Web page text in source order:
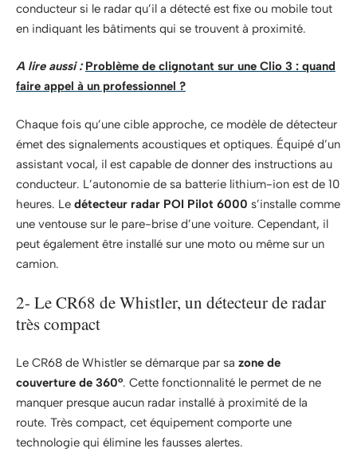
conducteur si le radar qu’il a détecté est fixe ou mobile tout
en indiquant les bâtiments qui se trouvent à proximité.
A lire aussi : Problème de clignotant sur une Clio 3 : quand
faire appel à un professionnel ?
Chaque fois qu’une cible approche, ce modèle de détecteur
émet des signalements acoustiques et optiques. Équipé d’un
assistant vocal, il est capable de donner des instructions au
conducteur. L’autonomie de sa batterie lithium-ion est de 10
heures. Le détecteur radar POI Pilot 6000 s’installe comme
une ventouse sur le pare-brise d’une voiture. Cependant, il
peut également être installé sur une moto ou même sur un
camion.
2- Le CR68 de Whistler, un détecteur de radar
très compact
Le CR68 de Whistler se démarque par sa zone de
couverture de 360°. Cette fonctionnalité le permet de ne
manquer presque aucun radar installé à proximité de la
route. Très compact, cet équipement comporte une
technologie qui élimine les fausses alertes.